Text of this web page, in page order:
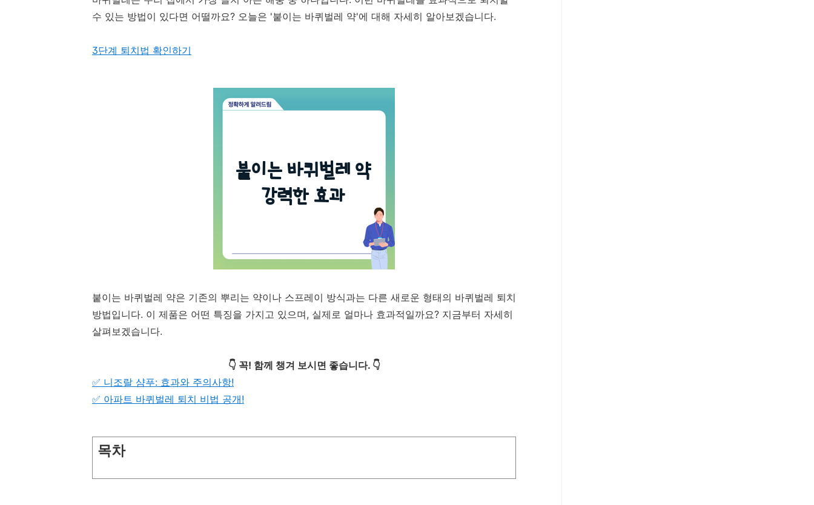
수 있는 방법이 있다면 어떨까요? 오늘은 '붙이는 바퀴벌레 약'에 대해 자세히 알아보겠습니다.
3단계 퇴치법 확인하기
붙이는 바퀴벌레 약은 기존의 뿌리는 약이나 스프레이 방식과는 다른 새로운 형태의 바퀴벌레 퇴치
방법입니다. 이 제품은 어떤 특징을 가지고 있으며, 실제로 얼마나 효과적일까요? 지금부터 자세히
살펴보겠습니다.
👇 꼭! 함께 챙겨 보시면 좋습니다. 👇
✅ 니조랄 샴푸: 효과와 주의사항!
✅ 아파트 바퀴벌레 퇴치 비법 공개!
목차